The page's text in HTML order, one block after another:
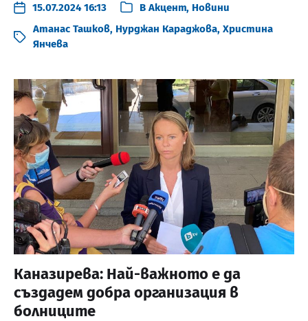
15.07.2024 16:13 В Акцент, Новини
Атанас Ташков, Нурджан Караджова, Христина
Янчева
Каназирева: Най-важното е да
създадем добра организация в
болниците